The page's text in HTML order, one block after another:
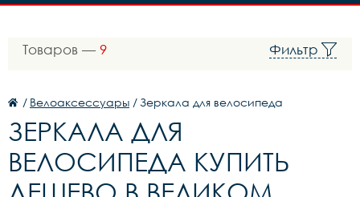
Товаров — 9 Фильтр
/ Велоаксессуары / Зеркала для велосипеда
ЗЕРКАЛА ДЛЯ
ВЕЛОСИПЕДА КУПИТЬ